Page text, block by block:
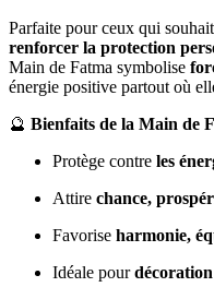
Parfaite pour ceux qui
renforcer la protection
Main de Fatma symbolise
énergie positive partout où
🔮 Bienfaits de la Main de
Protège contre les
Attire chance,
Favorise harmonie,
Idéale pour